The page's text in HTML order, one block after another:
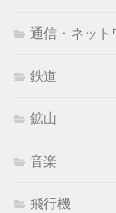
通信・ネット
鉄道
鉱山
音楽
飛行機